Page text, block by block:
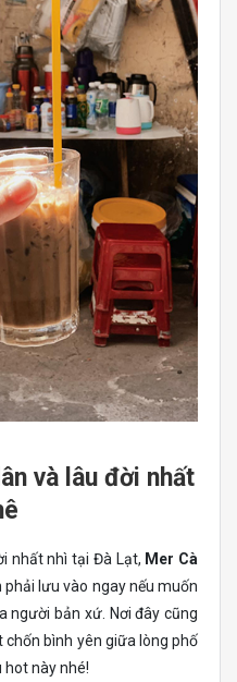
và lâu đời nhất
nhất nhì tại Đà Lạt, Mer Cà
lưu vào ngay nếu muốn
người bản xứ. Nơi đây cũng
chốn bình yên giữa lòng phố
hot này nhé!